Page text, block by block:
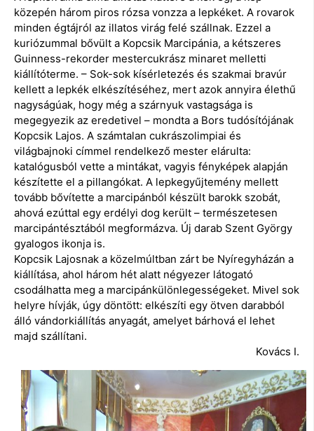
közepén három piros rózsa vonzza a lepkéket. A rovarok
minden égtájról az illatos virág felé szállnak. Ezzel a
kuriózummal bővült a Kopcsik Marcipánia, a kétszeres
Guinness-rekorder mestercukrász minaret melletti
kiállítóterme. – Sok-sok kísérletezés és szakmai bravúr
kellett a lepkék elkészítéséhez, mert azok annyira élethű
nagyságúak, hogy még a szárnyuk vastagsága is
megegyezik az eredetivel – mondta a Bors tudósítójának
Kopcsik Lajos. A számtalan cukrászolimpiai és
világbajnoki címmel rendelkező mester elárulta:
katalógusból vette a mintákat, vagyis fényképek alapján
készítette el a pillangókat. A lepkegyűjtemény mellett
tovább bővítette a marcipánból készült barokk szobát,
ahová ezúttal egy erdélyi dog került – természetesen
marcipántésztából megformázva. Új darab Szent György
gyalogos ikonja is.
Kopcsik Lajosnak a közelmúltban zárt be Nyíregyházán a
kiállítása, ahol három hét alatt négyezer látogató
csodálhatta meg a marcipánkülönlegességeket. Mivel sok
helyre hívják, úgy döntött: elkészíti egy ötven darabból
álló vándorkiállítás anyagát, amelyet bárhová el lehet
majd szállítani.
Kovács I.